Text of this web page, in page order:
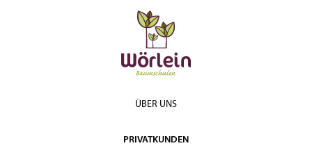
ÜBER UNS
PRIVATKUNDEN